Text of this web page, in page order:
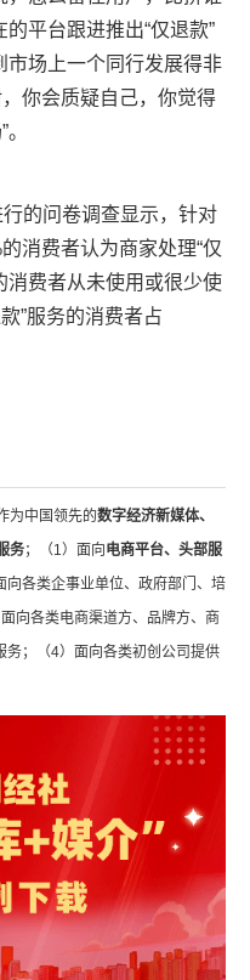
平台跟进推出“仅退款”
市场上一个同行发展得非
你会质疑自己，你觉得
的问卷调查显示，针对
消费者认为商家处理“仅
消费者从未使用或很少使
”服务的消费者占
为中国领先的数字经济新媒体、
务；（1）面向 电商平台、头部服
向各类企事业单位、政府部门、培
向各类电商渠道方、品牌方、商
务；（4）面向各类初创公司提供